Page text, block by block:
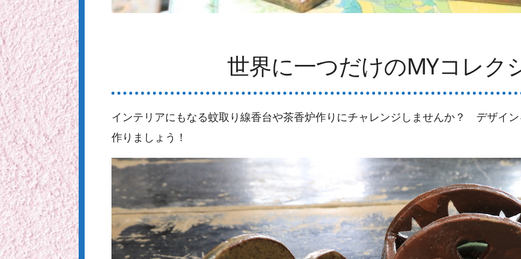
世界に一つだけのMYコレク
インテリアにもなる蚊取り線香台や茶香炉作りにチャレンジしませんか？ デザイ
作りましょう！